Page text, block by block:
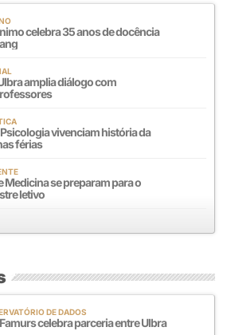
celebra 35 anos de docência
amplia diálogo com
vivenciam história da
férias
Medicina se preparam para o
letivo
DE DADOS
celebra parceria entre Ulbra